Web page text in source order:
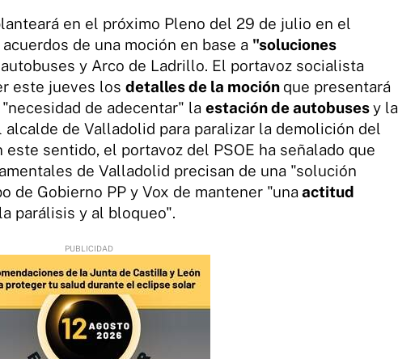
en el próximo Pleno del 29 de julio en el
de una moción en base a "soluciones
y Arco de Ladrillo. El portavoz socialista
este jueves los detalles de la moción que presentará
de adecentar" la estación de autobusesy la
de Valladolid para paralizar la demolición del
este sentido, el portavoz del PSOE ha señalado que
de Valladolid precisan de una "solución
de Gobierno PP y Vox de mantener "una actitud
parálisis y al bloqueo".